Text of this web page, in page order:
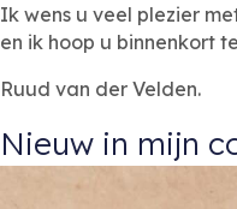
Ik wens u veel plezier
en ik hoop u binnenkort
Ruud van der Velden.
Nieuw in mijn